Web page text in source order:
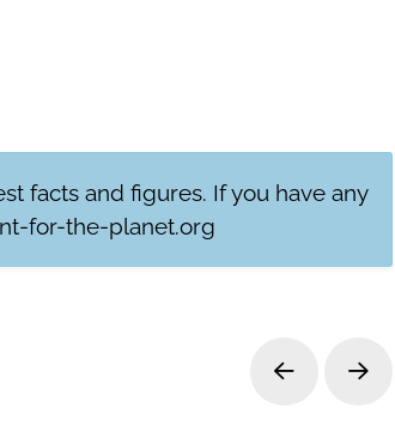
facts and figures. If you have any
for-the-planet.org
Prev Next